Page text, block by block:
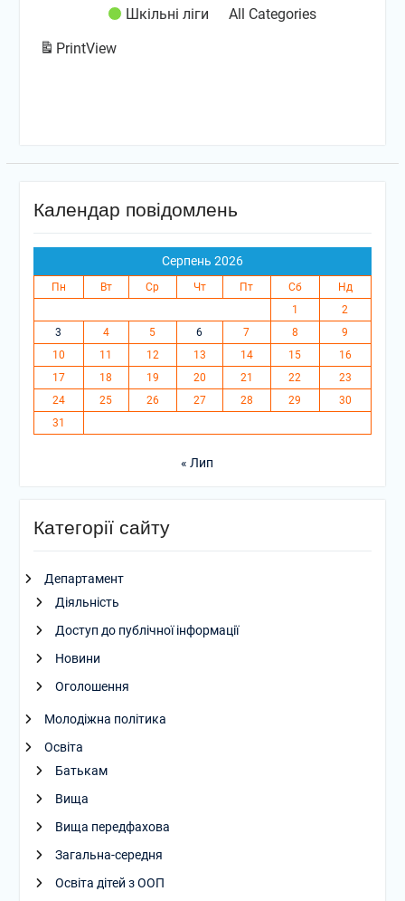
Шкільні ліги
All Categories
PrintView
Календар повідомлень
Серпень 2026
Пн Вт Ср Чт Пт Сб
Нд
1
2
3
4 5 6 7 8
9
10
11 12 13 14 15
16
17
18 19 20 21 22
23
24
25 26 27 28 29
30
31
« Лип
Категорії сайту
Департамент
Діяльність
Доступ до публічної інформації
Новини
Оголошення
Молодіжна політика
Освіта
Батькам
Вища
Вища передфахова
Загальна-середня
Освіта дітей з ООП